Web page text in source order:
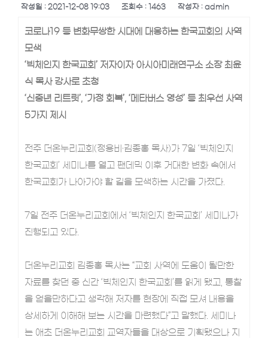
작성일 : 2021-12-08 19:03 조회수 : 1463 작성자 : admin
코로나19 등 변화무쌍한 시대에 대응하는 한국교회의 사역
모색
‘빅체인지 한국교회’ 저자이자 아시아미래연구소 소장 최윤
식 목사 강사로 초청
‘신중년 리트릿’, ‘가정 회복’, ‘메타버스 영성’ 등 최우선 사역
5가지 제시
전주 더온누리교회(정용비·김종홍 목사)가 7일 ‘빅체인지
한국교회’ 세미나를 열고 팬데믹 이후 거대한 변화 속에서
한국교회가 나아가야 할 길을 모색하는 시간을 가졌다.
7일 전주 더온누리교회에서 ‘빅체인지 한국교회’ 세미나가
진행되고 있다.
더온누리교회 김종홍 목사는 “교회 사역에 도움이 될만한
자료를 찾던 중 신간 ‘빅체인지 한국교회’를 읽게 됐고, 통찰
을 얻을만하다고 생각해 저자를 현장에 직접 모셔 내용을
상세하게 이해해 보는 시간을 마련했다”고 말했다. 세미나
는 애초 더온누리교회 교역자들을 대상으로 기획됐으나 지